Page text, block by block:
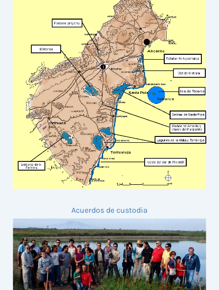
Acuerdos de custodia